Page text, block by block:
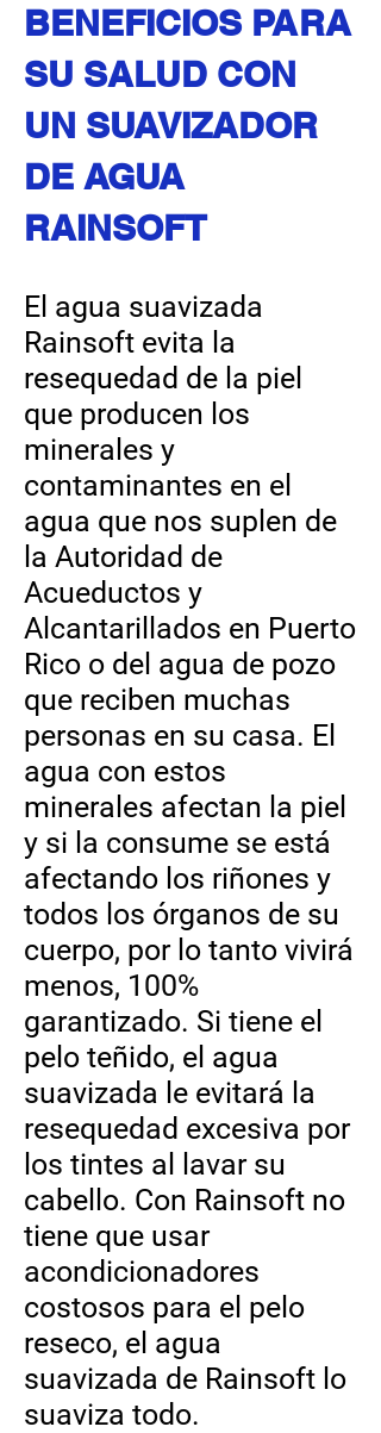
BENEFICIOS PARA
SU SALUD CON
UN SUAVIZADOR
DE AGUA
RAINSOFT
El agua suavizada
Rainsoft evita la
resequedad de la piel
que producen los
minerales y
contaminantes en el
agua que nos suplen de
la Autoridad de
Acueductos y
Alcantarillados en Puerto
Rico o del agua de pozo
que reciben muchas
personas en su casa. El
agua con estos
minerales afectan la piel
y si la consume se está
afectando los riñones y
todos los órganos de su
cuerpo, por lo tanto vivirá
menos, 100%
garantizado. Si tiene el
pelo teñido, el agua
suavizada le evitará la
resequedad excesiva por
los tintes al lavar su
cabello. Con Rainsoft no
tiene que usar
acondicionadores
costosos para el pelo
reseco, el agua
suavizada de Rainsoft lo
suaviza todo.